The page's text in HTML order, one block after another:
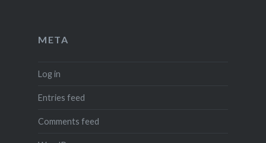
META
Log in
Entries feed
Comments feed